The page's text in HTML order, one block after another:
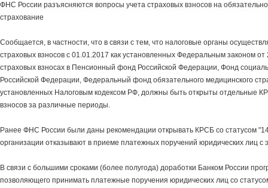
ФНС России разъясняются вопросы учета страховых взносов на
страхование
Сообщается, в частности, что в связи с тем, что налоговые органы
страховых взносов с 01.01.2017 как установленных Федеральным законом
страховых взносах в Пенсионный фонд Российской Федерации, Фонд
Российской Федерации, Федеральный фонд обязательного медицинского
установленных Налоговым кодексом РФ, должны быть открыты отдельные
взносов за различные периоды.
Ранее ФНС России были даны рекомендации открывать КРСБ со статусом
организации отказывают в приеме платежных поручений юридических лиц с
В связи с большими сроками (более полугода) доработки Банком России
позволяющего принимать платежные поручения юридических лиц со